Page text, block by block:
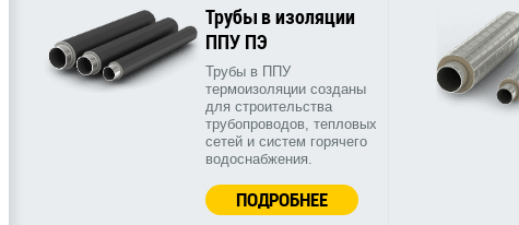
Трубы в изоляции
ППУ ПЭ
Трубы в ППУ
термоизоляции созданы
для строительства
трубопроводов, тепловых
сетей и систем горячего
водоснабжения.
ПОДРОБНЕЕ